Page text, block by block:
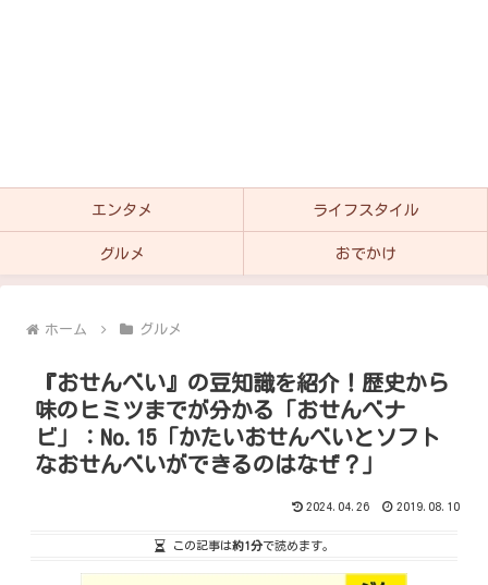
エンタメ ライフスタイル
グルメ おでかけ
ホーム グルメ
『おせんべい』の豆知識を紹介！歴史から
味のヒミツまでが分かる「おせんべナ
ビ」：No.15「かたいおせんべいとソフト
なおせんべいができるのはなぜ？」
2024.04.26 2019.08.10
この記事は約1分で読めます。